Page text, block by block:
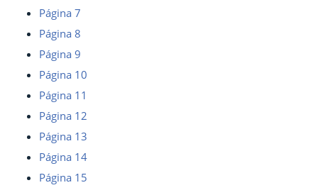
Página 7
Página 8
Página 9
Página 10
Página 11
Página 12
Página 13
Página 14
Página 15